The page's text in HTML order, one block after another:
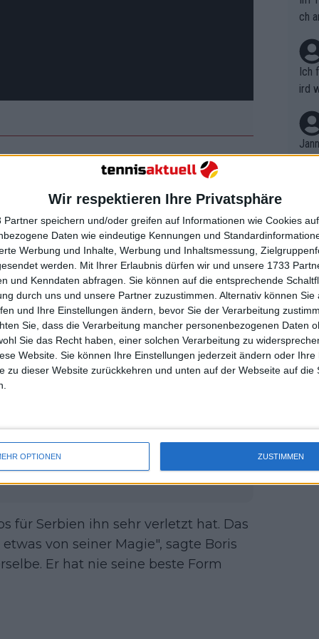
Wir respektieren Ihre Privatsphäre
Partner speichern und/oder greifen auf Informationen wie Cookies
Daten wie eindeutige Kennungen und
Werbung und Inhalte, Werbung und Inhaltsmessung,
werden. Mit Ihrer Erlaubnis dürfen wir und unsere 1733
und Kenndaten abfragen. Sie können auf die entsprechende
durch uns und unsere Partner zuzustimmen. Alternativ können Sie
und Ihre Einstellungen ändern, bevor Sie der Verarbeitung
Sie, dass die Verarbeitung mancher personenbezogenen Daten
Sie das Recht haben, einer solchen Verarbeitung zu
Website. Sie können Ihre Einstellungen jederzeit ändern oder Ihre
zu dieser Website zurückkehren und unten auf der Webseite auf die
OPTIONEN ZUSTIMMEN
aufeinander, angeführt von den
zuvor zwei Matches bei den
in der Round Robin gewann, war es
Titel holte.
Lorenzo Musettiim ersten Einzel
das nur noch einen Sieg
spielte den Helden, gewann sein
holte sich Italien den Sieg im
spielten.
Machac-Niederlage um
während des ersten Satzes
für Serbien ihn sehr verletzt hat. Das
von seiner Magie", sagte Boris
Er hat nie seine beste Form
ch
Ich
ird
r in
em
t,
B.
on
uss
mal
des
n
nt.
kel